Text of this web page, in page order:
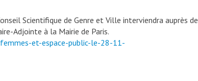
Scientifique de Genre et Ville interviendra auprès de
Adjointe à la Mairie de Paris.
et-espace-public-le-28-11-